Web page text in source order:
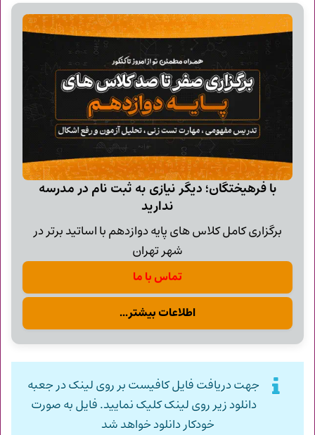
با فرهیختگان؛ دیگر نیازی به ثبت نام در مدرسه
ندارید
برگزاری کامل کلاس های پایه دوازدهم با اساتید برتر در
شهر تهران
تماس با ما
اطلاعات بیشتر...
جهت دریافت فایل کافیست بر روی لینک در جعبه
دانلود زیر روی لینک کلیک نمایید. فایل به صورت
خودکار دانلود خواهد شد